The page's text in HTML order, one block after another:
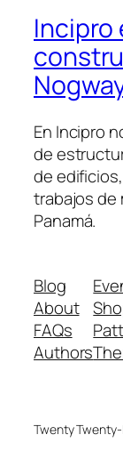
Incipro
En Incipro
de
de
trabajos de
Panamá.
Blog
About
FAQs
Authors
Twenty